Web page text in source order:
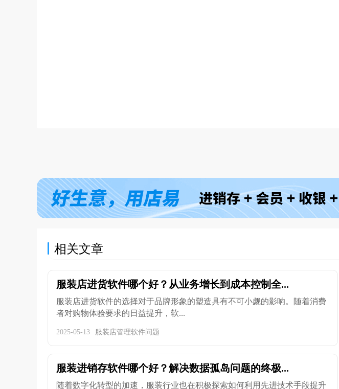
相关文章
服装店进货软件哪个好？从业务增长到成本控制全...
服装店进货软件的选择对于品牌形象的塑造具有不可小觑的影响。随着消费
者对购物体验要求的日益提升，软...
2025-05-13 服装店管理软件问题
服装进销存软件哪个好？解决数据孤岛问题的终极...
随着数字化转型的加速，服装行业也在积极探索如何利用先进技术手段提升